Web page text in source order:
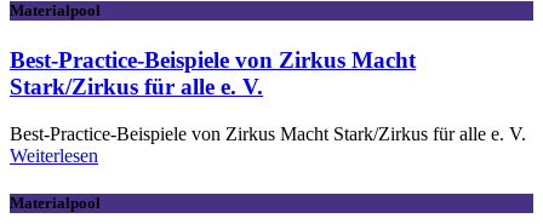
Materialpool
Best-Practice-Beispiele von Zirkus Macht
Stark/Zirkus für alle e. V.
Best-Practice-Beispiele von Zirkus Macht Stark/Zirkus für alle e. V.
Weiterlesen
Materialpool